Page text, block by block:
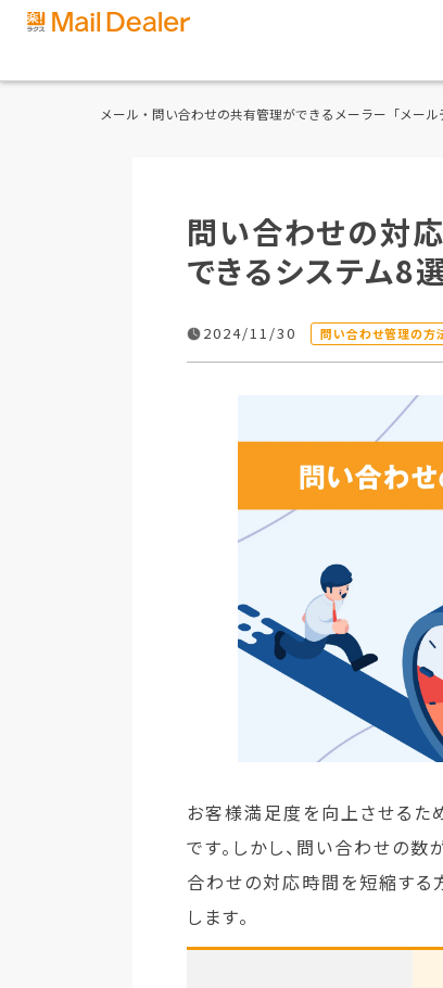
メール・問い合わせの共有管理ができるメーラー「メール
問い合わせの対
できるシステム8
2024/11/30 問い合わせ管理の方
お客様満足度を向上させるた
です。しかし、問い合わせの
合わせの対応時間を短縮する
します。